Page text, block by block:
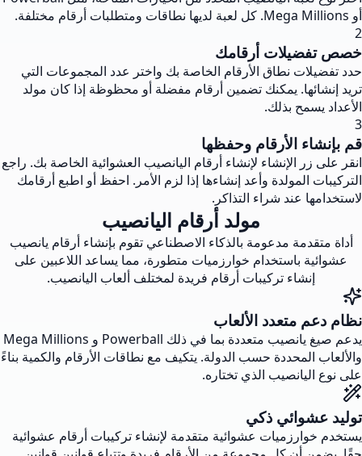
أو Mega Millions. كل لعبة لديها نطاقات ومتطلبات أرقام مختلفة.
2
خصص تفضيلات أرقامك
حدد تفضيلات نطاق الأرقام الخاصة بك واختر عدد المجموعات التي
تريد إنشائها. يمكنك تضمين أرقام مفضلة أو محظوظة إذا كان مولد
الأعداد يسمح بذلك.
3
قم بإنشاء الأرقام وحفظها
انقر على زر الإنشاء لإنشاء أرقام اليانصيب العشوائية الخاصة بك. راجع
التركيبات المولدة وأعد إنشاءها إذا لزم الأمر. احفظ أو اطبع أرقامك
لاستخدامها عند شراء التذاكر.
مولد أرقام اليانصيب
أداة متقدمة مدعومة بالذكاء الاصطناعي تقوم بإنشاء أرقام يانصيب
عشوائية باستخدام خوارزميات متطورة، مما يساعد اللاعبين على
إنشاء تركيبات أرقام فريدة لمختلف ألعاب اليانصيب.
نظام دعم متعدد الألعاب
يدعم صيغ يانصيب متعددة بما في ذلك Powerball و Mega Millions
والألعاب المحددة حسب الدولة. يتكيف مع نطاقات الأرقام والكمية بناءً
على نوع اليانصيب الذي تختاره.
توليد عشوائي ذكي
يستخدم خوارزميات عشوائية متقدمة لإنشاء تركيبات أرقام عشوائية